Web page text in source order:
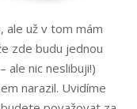
ale už v tom mám
zde budu jednou
ale nic neslibuji!)
narazil. Uvidíme